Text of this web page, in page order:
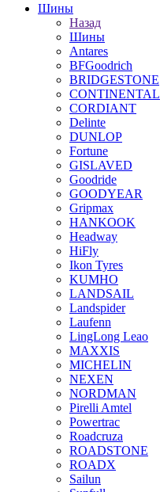
Шины
Назад
Шины
Antares
BFGoodrich
BRIDGESTONE
CONTINENTAL
CORDIANT
Delinte
DUNLOP
Fortune
GISLAVED
Goodride
GOODYEAR
Gripmax
HANKOOK
Headway
HiFly
Ikon Tyres
KUMHO
LANDSAIL
Landspider
Laufenn
LingLong Leao
MAXXIS
MICHELIN
NEXEN
NORDMAN
Pirelli Amtel
Powertrac
Roadcruza
ROADSTONE
ROADX
Sailun